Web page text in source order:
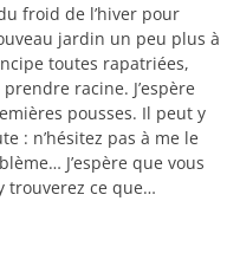
froid de l’hiver pour
jardin un peu plus à
toutes rapatriées,
racine. J’espère
pousses. Il peut y
: n’hésitez pas à me le
J’espère que vous
trouverez ce que…